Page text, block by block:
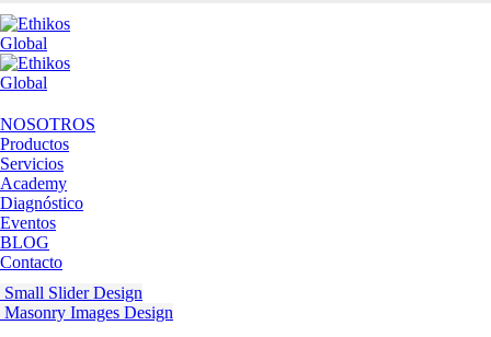
NOSOTROS
Productos
Servicios
Academy
Diagnóstico
Eventos
BLOG
Contacto
Small Slider Design
Masonry Images Design